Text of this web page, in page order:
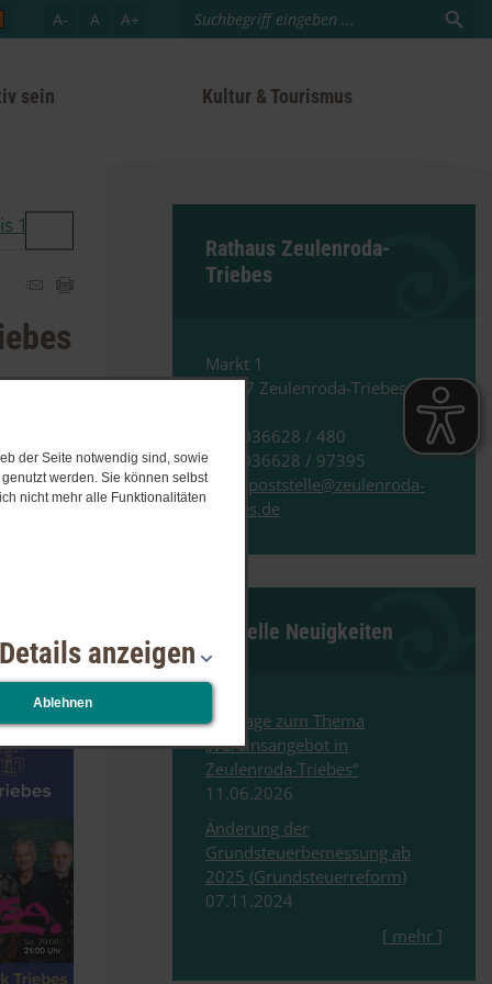
der Seite notwendig sind, sowie
werden. Sie können selbst
nicht mehr alle Funktionalitäten
Details anzeigen
Ablehnen
A- A A+
sein Kultur & Tourismus
Daueraustellung Danielle Telle: Vom Dunkel
Rathaus Zeulenroda-
Triebes
Markt 1
07937 Zeulenroda-Triebes
036628 / 480
Fax
036628 / 97395
Mail
poststelle@zeulenroda-
triebes.de
Aktuelle Neuigkeiten
Umfrage zum Thema
„Vereinsangebot in
Zeulenroda-Triebes“
11.​06.​2026
Änderung der
Grundsteuerbemessung ab
2025 (Grundsteuerreform)
07.​11.​2024
[ mehr ]